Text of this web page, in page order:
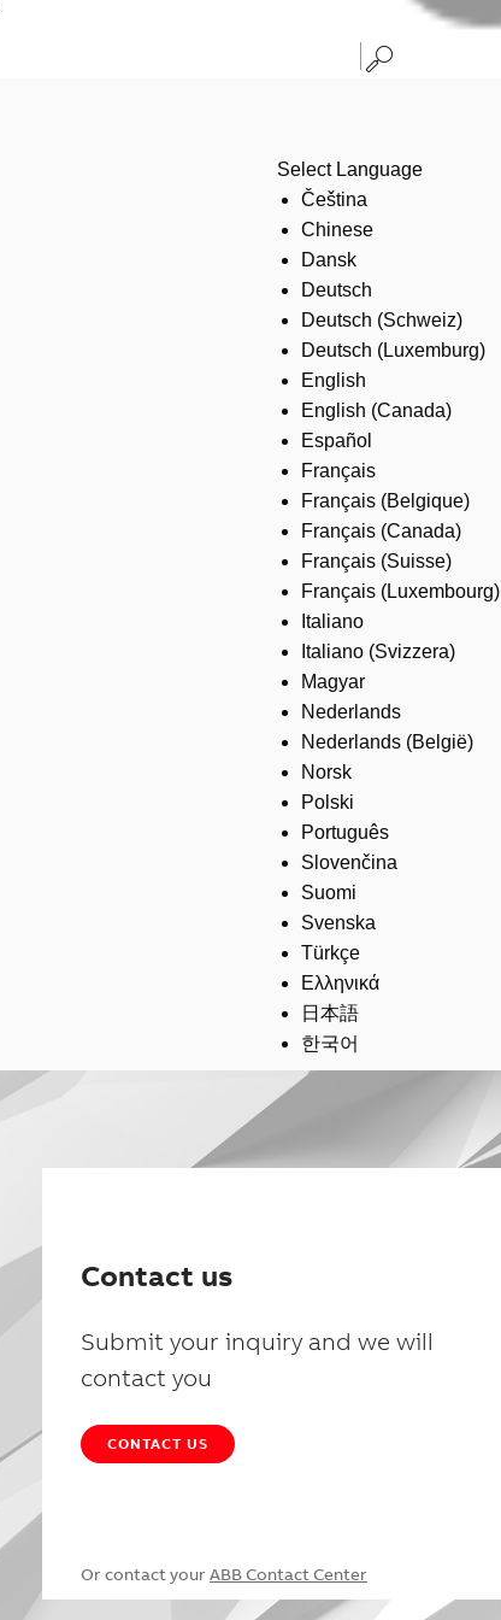
Select Language
Čeština
Chinese
Dansk
Deutsch
Deutsch (Schweiz)
Deutsch (Luxemburg)
English
English (Canada)
Español
Français
Français (Belgique)
Français (Canada)
Français (Suisse)
Français (Luxembourg)
Italiano
Italiano (Svizzera)
Magyar
Nederlands
Nederlands (België)
Norsk
Polski
Português
Slovenčina
Suomi
Svenska
Türkçe
Ελληνικά
日本語
한국어
Contact us
Submit your inquiry and we will
contact you
CONTACT US
Or contact your ABB Contact Center